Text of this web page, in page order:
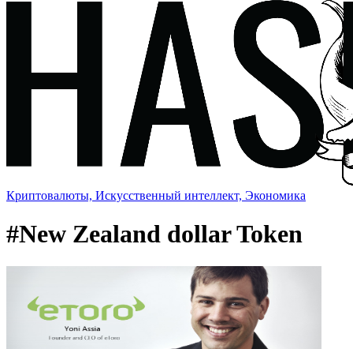
Криптовалюты, Искусственный интеллект, Экономика
#New Zealand dollar Token